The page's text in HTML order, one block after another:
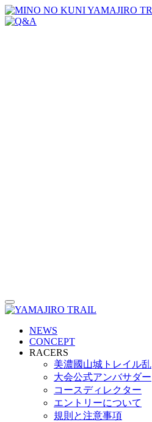
NEWS
CONCEPT
RACERS
美濃國山城トレイル乱
大会公式アンバサダー
コースディレクター
エントリーについて
規則と注意事項